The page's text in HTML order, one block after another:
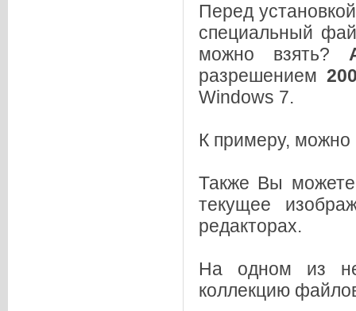
Перед
специальный
можно взять?
разрешением
Windows 7.
К примеру,
Также Вы можете
текущее
редакторах.
На одном из
коллекцию